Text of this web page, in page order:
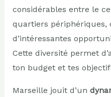
considérables entre le
quartiers périphériques,
d’intéressantes
Cette diversité permet
ton budget et tes
Marseille jouit d’un